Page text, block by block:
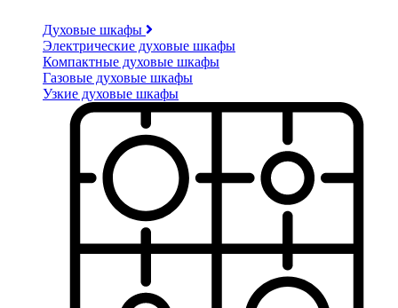
Духовые шкафы
Электрические духовые шкафы
Компактные духовые шкафы
Газовые духовые шкафы
Узкие духовые шкафы